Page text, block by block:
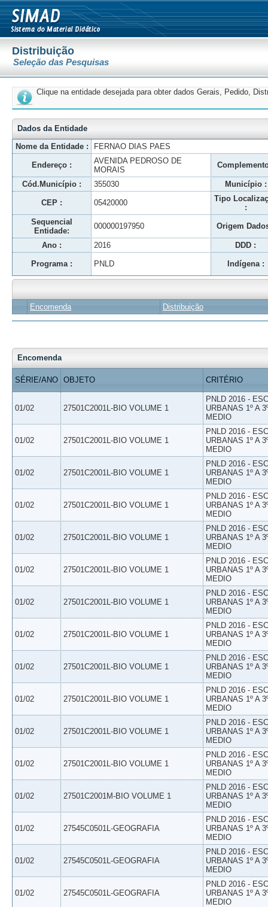
Distribuição
Seleção das Pesquisas
Clique na entidade desejada para obter dados Gerais, Pedido,
Dados da Entidade
Nome da Entidade :
FERNAO DIAS PAES
Endereço :
AVENIDA PEDROSO DE
MORAIS
Cód.Município : 355030 Município :
CEP : 05420000
Tipo
:
Sequencial
Entidade:
000000197950 Origem
Ano : 2016 DDD :
Programa : PNLD Indígena :
Encomenda Distribuição
Encomenda
SÉRIE/ANO OBJETO CRITÉRIO
01/02 27501C2001L-BIO VOLUME 1
PNLD 2016 -
URBANAS 1º A
MEDIO
01/02 27501C2001L-BIO VOLUME 1
PNLD 2016 -
URBANAS 1º A
MEDIO
01/02 27501C2001L-BIO VOLUME 1
PNLD 2016 -
URBANAS 1º A
MEDIO
01/02 27501C2001L-BIO VOLUME 1
PNLD 2016 -
URBANAS 1º A
MEDIO
01/02 27501C2001L-BIO VOLUME 1
PNLD 2016 -
URBANAS 1º A
MEDIO
01/02 27501C2001L-BIO VOLUME 1
PNLD 2016 -
URBANAS 1º A
MEDIO
01/02 27501C2001L-BIO VOLUME 1
PNLD 2016 -
URBANAS 1º A
MEDIO
01/02 27501C2001L-BIO VOLUME 1
PNLD 2016 -
URBANAS 1º A
MEDIO
01/02 27501C2001L-BIO VOLUME 1
PNLD 2016 -
URBANAS 1º A
MEDIO
01/02 27501C2001L-BIO VOLUME 1
PNLD 2016 -
URBANAS 1º A
MEDIO
01/02 27501C2001L-BIO VOLUME 1
PNLD 2016 -
URBANAS 1º A
MEDIO
01/02 27501C2001L-BIO VOLUME 1
PNLD 2016 -
URBANAS 1º A
MEDIO
01/02 27501C2001M-BIO VOLUME 1
PNLD 2016 -
URBANAS 1º A
MEDIO
01/02 27545C0501L-GEOGRAFIA
PNLD 2016 -
URBANAS 1º A
MEDIO
01/02 27545C0501L-GEOGRAFIA
PNLD 2016 -
URBANAS 1º A
MEDIO
01/02 27545C0501L-GEOGRAFIA
PNLD 2016 -
URBANAS 1º A
MEDIO